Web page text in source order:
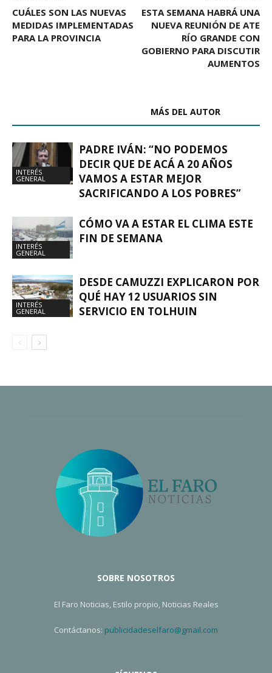
CUÁLES SON LAS NUEVAS
MEDIDAS IMPLEMENTADAS
PARA LA PROVINCIA
ESTA SEMANA HABRÁ UNA
NUEVA REUNIÓN DE ATE
RÍO GRANDE CON
GOBIERNO PARA DISCUTIR
AUMENTOS
MÁS DEL AUTOR
INTERÉS
GENERAL
PADRE IVÁN: “NO PODEMOS
DECIR QUE DE ACÁ A 20 AÑOS
VAMOS A ESTAR MEJOR
SACRIFICANDO A LOS POBRES”
INTERÉS
GENERAL
CÓMO VA A ESTAR EL CLIMA ESTE
FIN DE SEMANA
INTERÉS
GENERAL
DESDE CAMUZZI EXPLICARON POR
QUÉ HAY 12 USUARIOS SIN
SERVICIO EN TOLHUIN
SOBRE NOSOTROS
El Faro Noticias, Estilo propio, Noticias Reales
Contáctanos: publicidadeselfaro@gmail.com